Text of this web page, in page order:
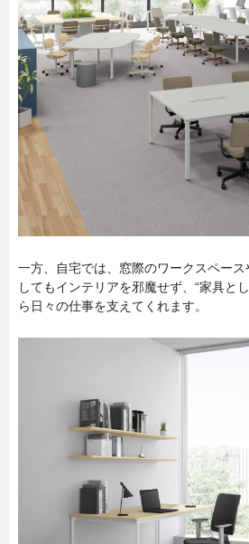
一方、自宅では、窓際のワークスペー
してもインテリアを邪魔せず、“家具と
ら日々の仕事を支えてくれます。